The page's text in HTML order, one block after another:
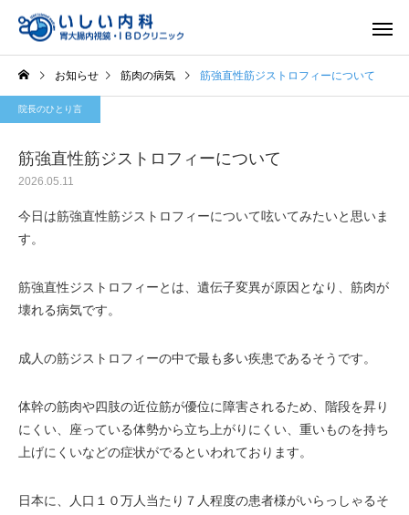
一般内科 胃内視
お知らせ 筋肉の病気 筋強直性筋ジストロフィーについて
院長のひとり言
筋強直性筋ジストロフィーについて
2026.05.11
今日は筋強直性筋ジストロフィーについて呟いてみたいと思いま
す。
筋強直性ジストロフィーとは、遺伝子変異が原因となり、筋肉が
壊れる病気です。
成人の筋ジストロフィーの中で最も多い疾患であるそうです。
体幹の筋肉や四肢の近位筋が優位に障害されるため、階段を昇り
にくい、座っている体勢から立ち上がりにくい、重いものを持ち
上げにくいなどの症状がでるといわれております。
日本に、人口１０万人当たり７人程度の患者様がいらっしゃるそ